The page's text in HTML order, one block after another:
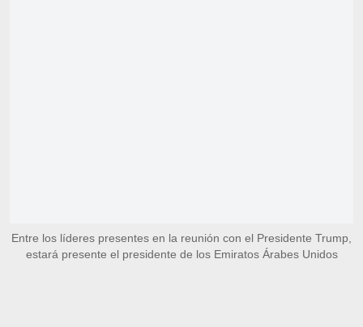
Entre los líderes presentes en la reunión con el Presidente Trump,
estará presente el presidente de los Emiratos Árabes Unidos